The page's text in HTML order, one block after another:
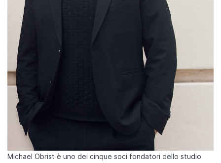
Michael Obrist è uno dei cinque soci fondatori dello studio